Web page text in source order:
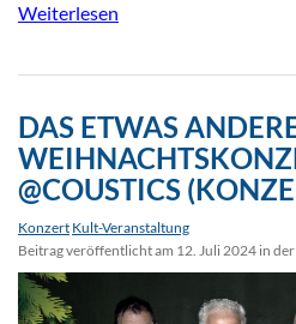
Weiterlesen
DAS ETWAS
@COUSTICS
Konzert Kult-Veranstaltung
Beitrag veröffentlicht am 12. Juli 2024 in